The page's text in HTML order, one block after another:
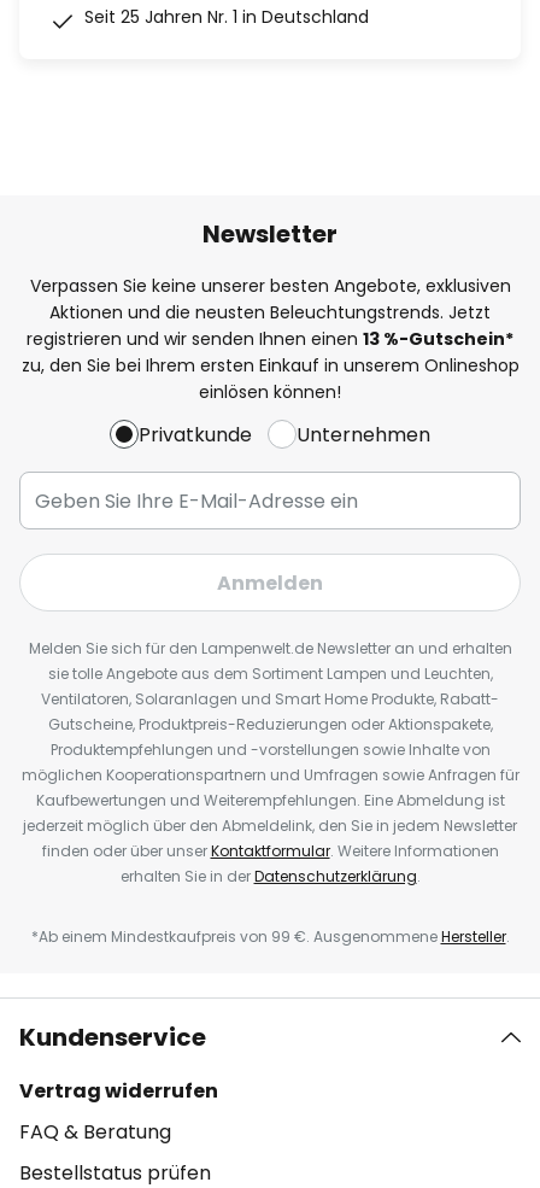
Seit 25 Jahren Nr. 1 in Deutschland
Newsletter
Verpassen Sie keine unserer besten Angebote, exklusiven
Aktionen und die neusten Beleuchtungstrends. Jetzt
registrieren und wir senden Ihnen einen 13 %-Gutschein*
zu, den Sie bei Ihrem ersten Einkauf in unserem Onlineshop
einlösen können!
Privatkunde Unternehmen
Anmelden
Melden Sie sich für den Lampenwelt.de Newsletter an und erhalten
sie tolle Angebote aus dem Sortiment Lampen und Leuchten,
Ventilatoren, Solaranlagen und Smart Home Produkte, Rabatt-
Gutscheine, Produktpreis-Reduzierungen oder Aktionspakete,
Produktempfehlungen und -vorstellungen sowie Inhalte von
möglichen Kooperationspartnern und Umfragen sowie Anfragen für
Kaufbewertungen und Weiterempfehlungen. Eine Abmeldung ist
jederzeit möglich über den Abmeldelink, den Sie in jedem Newsletter
finden oder über unserKontaktformular. Weitere Informationen
erhalten Sie in derDatenschutzerklärung.
*Ab einem Mindestkaufpreis von 99 €. AusgenommeneHersteller.
Kundenservice
Vertrag widerrufen
FAQ & Beratung
Bestellstatus prüfen